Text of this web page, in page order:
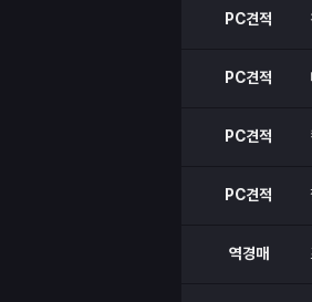
PC견적
PC견적
PC견적
PC견적
역경매